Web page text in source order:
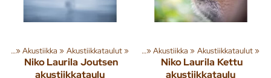
‪»Akustiikka ‪» Akustiikkataulut‪»
Niko Laurila Joutsen
akustiikkataulu
Tuoteryhmiä ja tuotteita‪»Sisusta‪»Akustiikka ‪» Akustiikkataulut‪»
Niko Laurila Kettu
akustiikkataulu